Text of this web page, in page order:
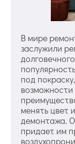
В мире
заслужили
под
менять цвет
демонтажа.
придает им